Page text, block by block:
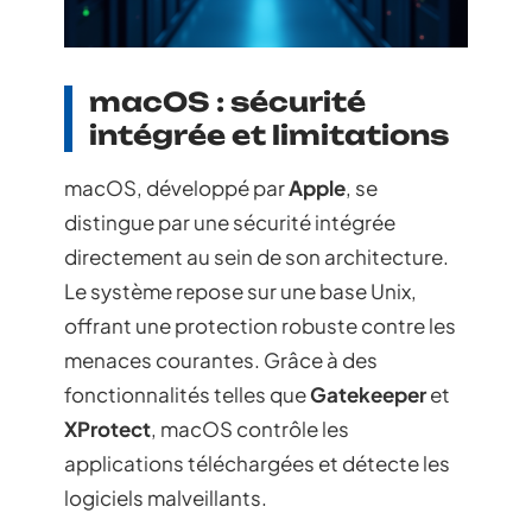
macOS : sécurité
intégrée et limitations
macOS, développé parApple, se
distingue par une sécurité intégrée
directement au sein de son architecture.
Le système repose sur une base Unix,
offrant une protection robuste contre les
menaces courantes. Grâce à des
fonctionnalités telles queGatekeeperet
XProtect, macOS contrôle les
applications téléchargées et détecte les
logiciels malveillants.